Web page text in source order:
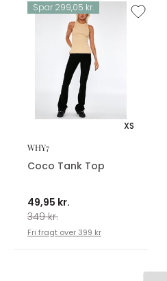
Spar 299,05 kr.
XS
WHY7
Coco Tank Top
49,95 kr.
349 kr.
Fri fragt over 399 kr